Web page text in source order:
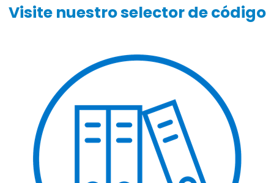
Visite nuestro selector de código